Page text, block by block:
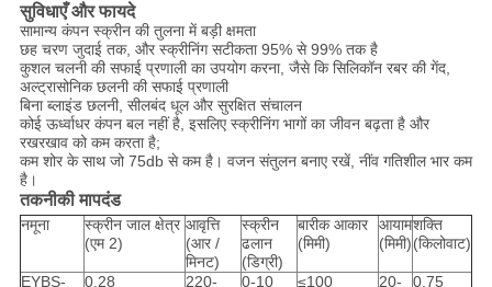
सुविधाएँ और फायदे
सामान्य कंपन स्क्रीन की तुलना में बड़ी क्षमता
छह चरण जुदाई तक, और स्क्रीनिंग सटीकता 95% से 99% तक है
कुशल चलनी की सफाई प्रणाली का उपयोग करना, जैसे कि सिलिकॉन रबर की गेंद,
अल्ट्रासोनिक छलनी की सफाई प्रणाली
बिना ब्लाइंड छलनी, सीलबंद धूल और सुरक्षित संचालन
कोई ऊर्ध्वाधर कंपन बल नहीं है, इसलिए स्क्रीनिंग भागों का जीवन बढ़ता है और
रखरखाव को कम करता है;
कम शोर के साथ जो 75db से कम है। वजन संतुलन बनाए रखें, नींव गतिशील भार कम
है।
तकनीकी मापदंड
नमूना
स्क्रीन जाल क्षेत्र
(एम 2)
आवृत्ति
(आर /
मिनट)
स्क्रीन
ढलान
(डिग्री)
बारीक आकार
(मिमी)
आयाम
(मिमी)
शक्ति
(किलोवाट)
EYBS- 0.28 220- 0-10 ≤100 20- 0.75